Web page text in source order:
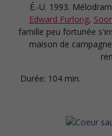
É.-U. 1993.
Edward Furlong,
famille peu fortunée
maison de
Durée: 104 min.